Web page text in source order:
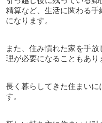
精算など、生活に関わる手
になります。
また、住み慣れた家を手
理が必要になることもあり
長く暮らしてきた住まいに
す。